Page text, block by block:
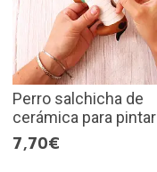
Perro salchicha de
cerámica para pintar
7,70€